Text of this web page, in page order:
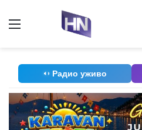
Радио уживо